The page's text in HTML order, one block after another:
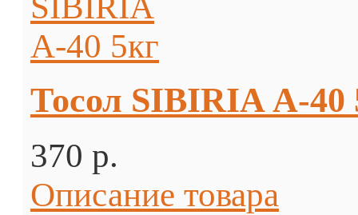
Тосол SIBIRIA А-40
370 p.
Описание товара